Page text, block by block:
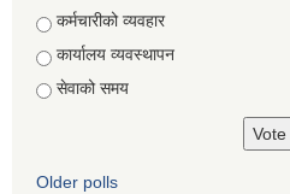
Choices
कर्मचारीको व्यवहार
कार्यालय व्यवस्थापन
सेवाको समय
Older polls